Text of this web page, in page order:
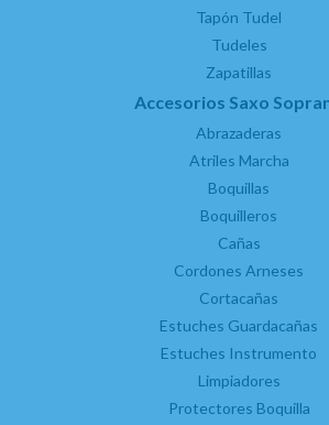
Tapón Tudel
Tudeles
Zapatillas
Accesorios Saxo
Abrazaderas
Atriles Marcha
Boquillas
Boquilleros
Cañas
Cordones Arneses
Cortacañas
Estuches Guardacañas
Estuches Instrumento
Limpiadores
Protectores Boquilla